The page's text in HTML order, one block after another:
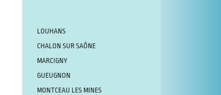
LOUHANS
CHALON SUR SAÔNE
MARCIGNY
GUEUGNON
MONTCEAU LES MINES